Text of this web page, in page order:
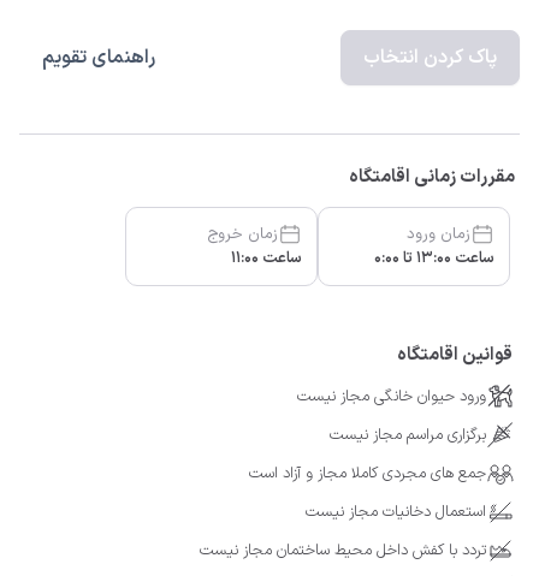
پاک کردن انتخاب راهنمای تقویم
مقررات زمانی اقامتگاه
زمان ورود
ساعت 13:00 تا 0:00
زمان خروج
ساعت 11:00
قوانین اقامتگاه
ورود حیوان خانگی مجاز نیست
برگزاری مراسم مجاز نیست
جمع های مجردی کاملا مجاز و آزاد است
استعمال دخانیات مجاز نیست
تردد با کفش داخل محیط ساختمان مجاز نیست